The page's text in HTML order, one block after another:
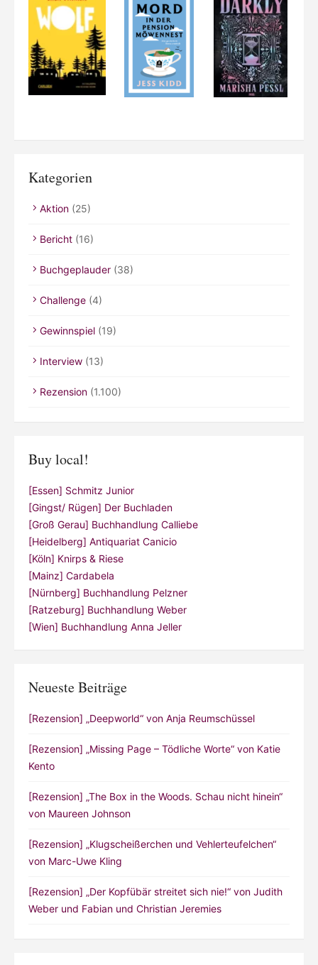
Kategorien
Aktion (25)
Bericht (16)
Buchgeplauder (38)
Challenge (4)
Gewinnspiel (19)
Interview (13)
Rezension (1.100)
Buy local!
[Essen] Schmitz Junior
[Gingst/ Rügen] Der Buchladen
[Groß Gerau] Buchhandlung Calliebe
[Heidelberg] Antiquariat Canicio
[Köln] Knirps & Riese
[Mainz] Cardabela
[Nürnberg] Buchhandlung Pelzner
[Ratzeburg] Buchhandlung Weber
[Wien] Buchhandlung Anna Jeller
Neueste Beiträge
[Rezension] „Deepworld“ von Anja Reumschüssel
[Rezension] „Missing Page – Tödliche Worte“ von Katie
Kento
[Rezension] „The Box in the Woods. Schau nicht hinein“
von Maureen Johnson
[Rezension] „Klugscheißerchen und Vehlerteufelchen“
von Marc-Uwe Kling
[Rezension] „Der Kopfübär streitet sich nie!“ von Judith
Weber und Fabian und Christian Jeremies